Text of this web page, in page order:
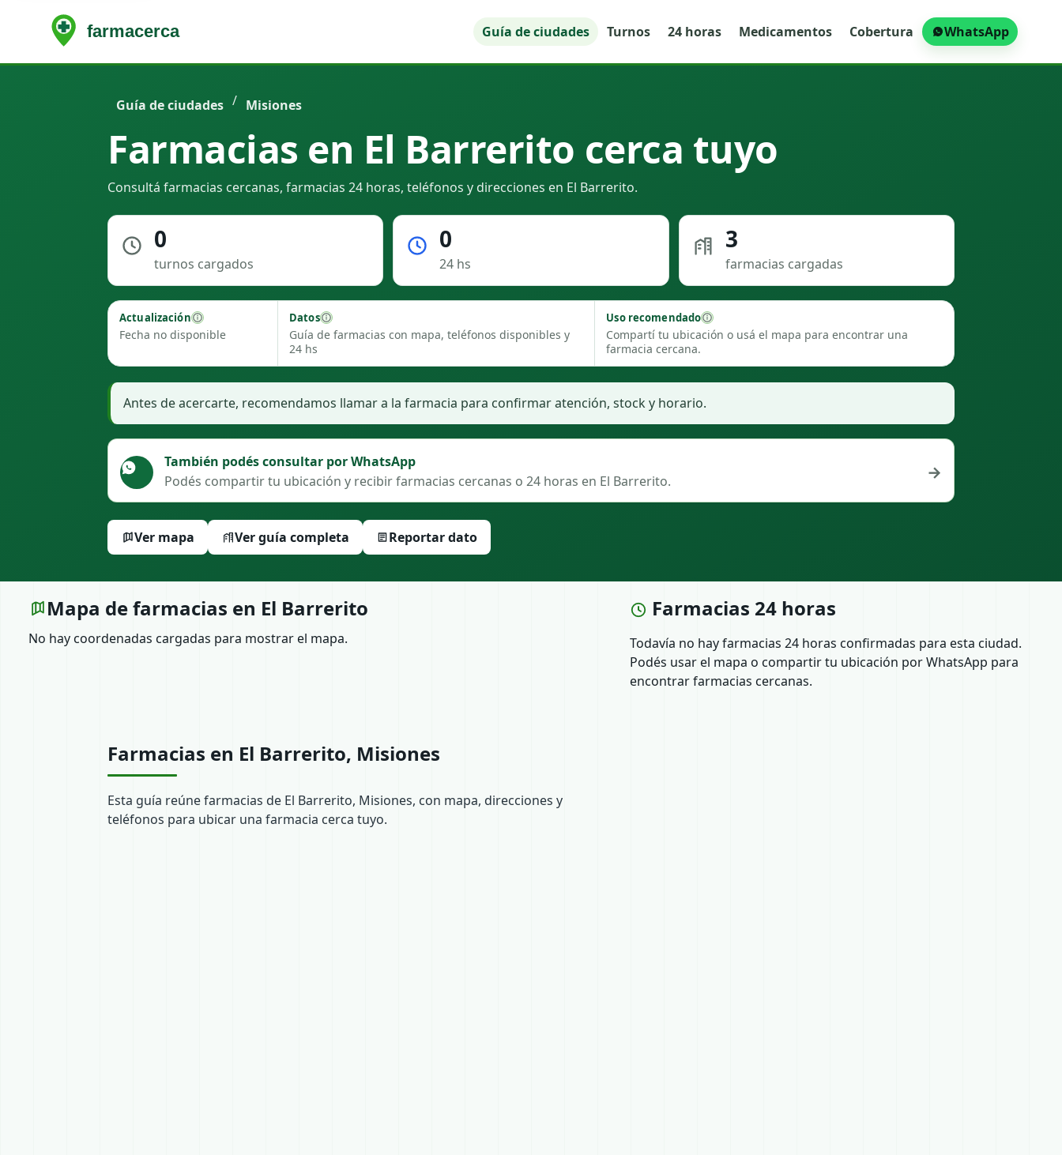
Guía de ciudades Turnos 24 horas Medicamentos Cobertura WhatsApp
Guía de ciudades / Misiones
Farmacias en El Barrerito cerca tuyo
Consultá farmacias cercanas, farmacias 24 horas, teléfonos y direcciones en El Barrerito.
0
turnos cargados
0
24 hs
3
farmacias cargadas
Actualización
Fecha no disponible
Datos
Guía de farmacias con mapa, teléfonos disponibles y
24 hs
Uso recomendado
Compartí tu ubicación o usá el mapa para encontrar una
farmacia cercana.
Antes de acercarte, recomendamos llamar a la farmacia para confirmar atención, stock y horario.
También podés consultar por WhatsApp
Podés compartir tu ubicación y recibir farmacias cercanas o 24 horas en El Barrerito.
→
Ver mapa Ver guía completa Reportar dato
Mapa de farmacias en El Barrerito
No hay coordenadas cargadas para mostrar el mapa.
Farmacias 24 horas
Todavía no hay farmacias 24 horas confirmadas para esta ciudad.
Podés usar el mapa o compartir tu ubicación por WhatsApp para
encontrar farmacias cercanas.
Farmacias en El Barrerito, Misiones
Esta guía reúne farmacias de El Barrerito, Misiones, con mapa, direcciones y
teléfonos para ubicar una farmacia cerca tuyo.